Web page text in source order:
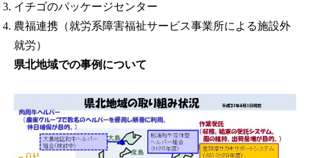
イチゴのパッケージセンター
農福連携（就労系障害福祉サービス事業所による施設外
就労）
県北地域での事例について